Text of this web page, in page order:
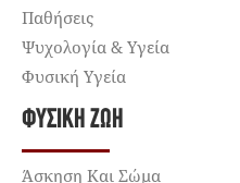
Παθήσεις
Ψυχολογία & Υγεία
Φυσική Υγεία
ΦΥΣΙΚΉ ΖΩΉ
Άσκηση Και Σώμα